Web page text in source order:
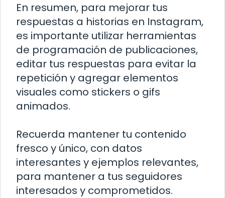
En resumen, para mejorar tus
respuestas a historias en Instagram,
es importante utilizar herramientas
de programación de publicaciones,
editar tus respuestas para evitar la
repetición y agregar elementos
visuales como stickers o gifs
animados.
Recuerda mantener tu contenido
fresco y único, con datos
interesantes y ejemplos relevantes,
para mantener a tus seguidores
interesados y comprometidos.